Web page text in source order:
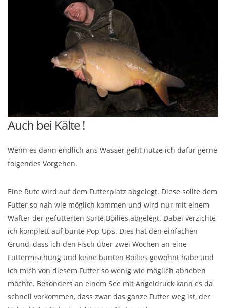
Auch bei Kälte !
Wenn es dann endlich ans Wasser geht nutze ich dafür gerne
folgendes Vorgehen.
Eine Rute wird auf dem Futterplatz abgelegt. Diese sollte dem
Futter so nah wie möglich kommen und wird nur mit einem
Wafter der gefütterten Sorte Boilies abgelegt. Dabei verzichte
ich komplett auf bunte Pop-Ups. Dies hat den einfachen
Grund, dass ich den Fisch über zwei Wochen an eine
Futtermischung und keine bunten Boilies gewöhnt habe und
ich mich von diesem Futter so wenig wie möglich abheben
möchte. Besonders an einem See mit Angeldruck kann es da
schnell vorkommen, dass zwar das ganze Futter weg ist, der